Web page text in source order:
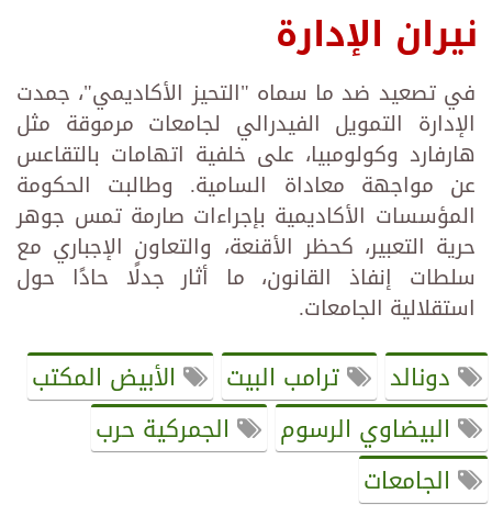
نيران الإدارة
في تصعيد ضد ما سماه "التحيز الأكاديمي"، جمدت
الإدارة التمويل الفيدرالي لجامعات مرموقة مثل
هارفارد وكولومبيا، على خلفية اتهامات بالتقاعس
عن مواجهة معاداة السامية. وطالبت الحكومة
المؤسسات الأكاديمية بإجراءات صارمة تمس جوهر
حرية التعبير، كحظر الأقنعة، والتعاون الإجباري مع
سلطات إنفاذ القانون، ما أثار جدلًا حادًا حول
استقلالية الجامعات.
دونالد ترامب البيت
الأبيض المكتب
البيضاوي الرسوم
الجمركية حرب
الجامعات